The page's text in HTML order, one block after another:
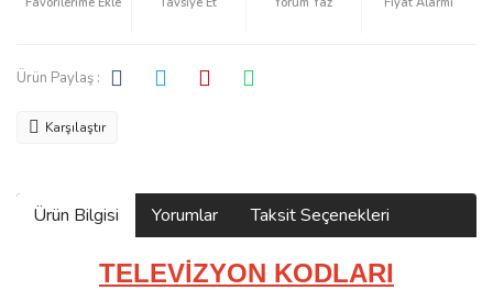
Ürün Paylaş :
Karşılaştır
Ürün Bilgisi Yorumlar Taksit Seçenekleri
TELEVİZYON KODLARI